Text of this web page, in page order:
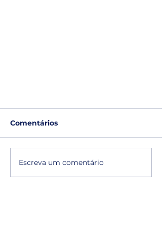
Comentários
Escreva um comentário